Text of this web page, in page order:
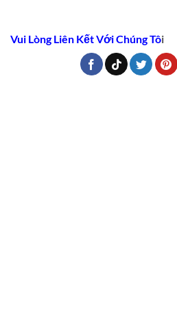
Vui Lòng Liên Kết Với Chúng Tôi